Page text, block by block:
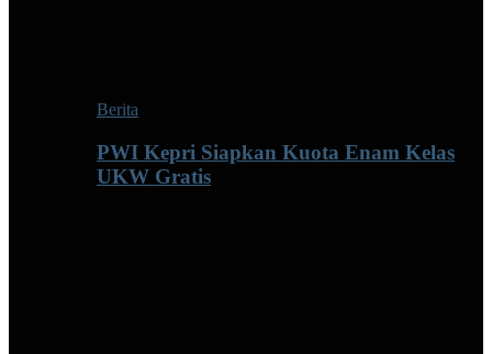
Berita
PWI Kepri Siapkan Kuota Enam Kelas
UKW Gratis